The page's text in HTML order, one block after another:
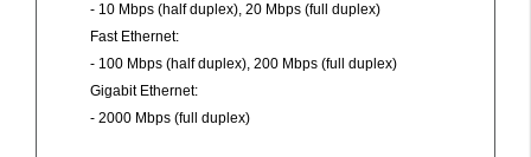
- 10 Mbps (half duplex), 20 Mbps (full duplex)
Fast Ethernet:
- 100 Mbps (half duplex), 200 Mbps (full duplex)
Gigabit Ethernet:
- 2000 Mbps (full duplex)